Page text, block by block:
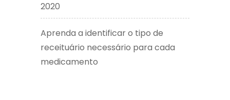
2020
Aprenda a identificar o tipo de
receituário necessário para cada
medicamento